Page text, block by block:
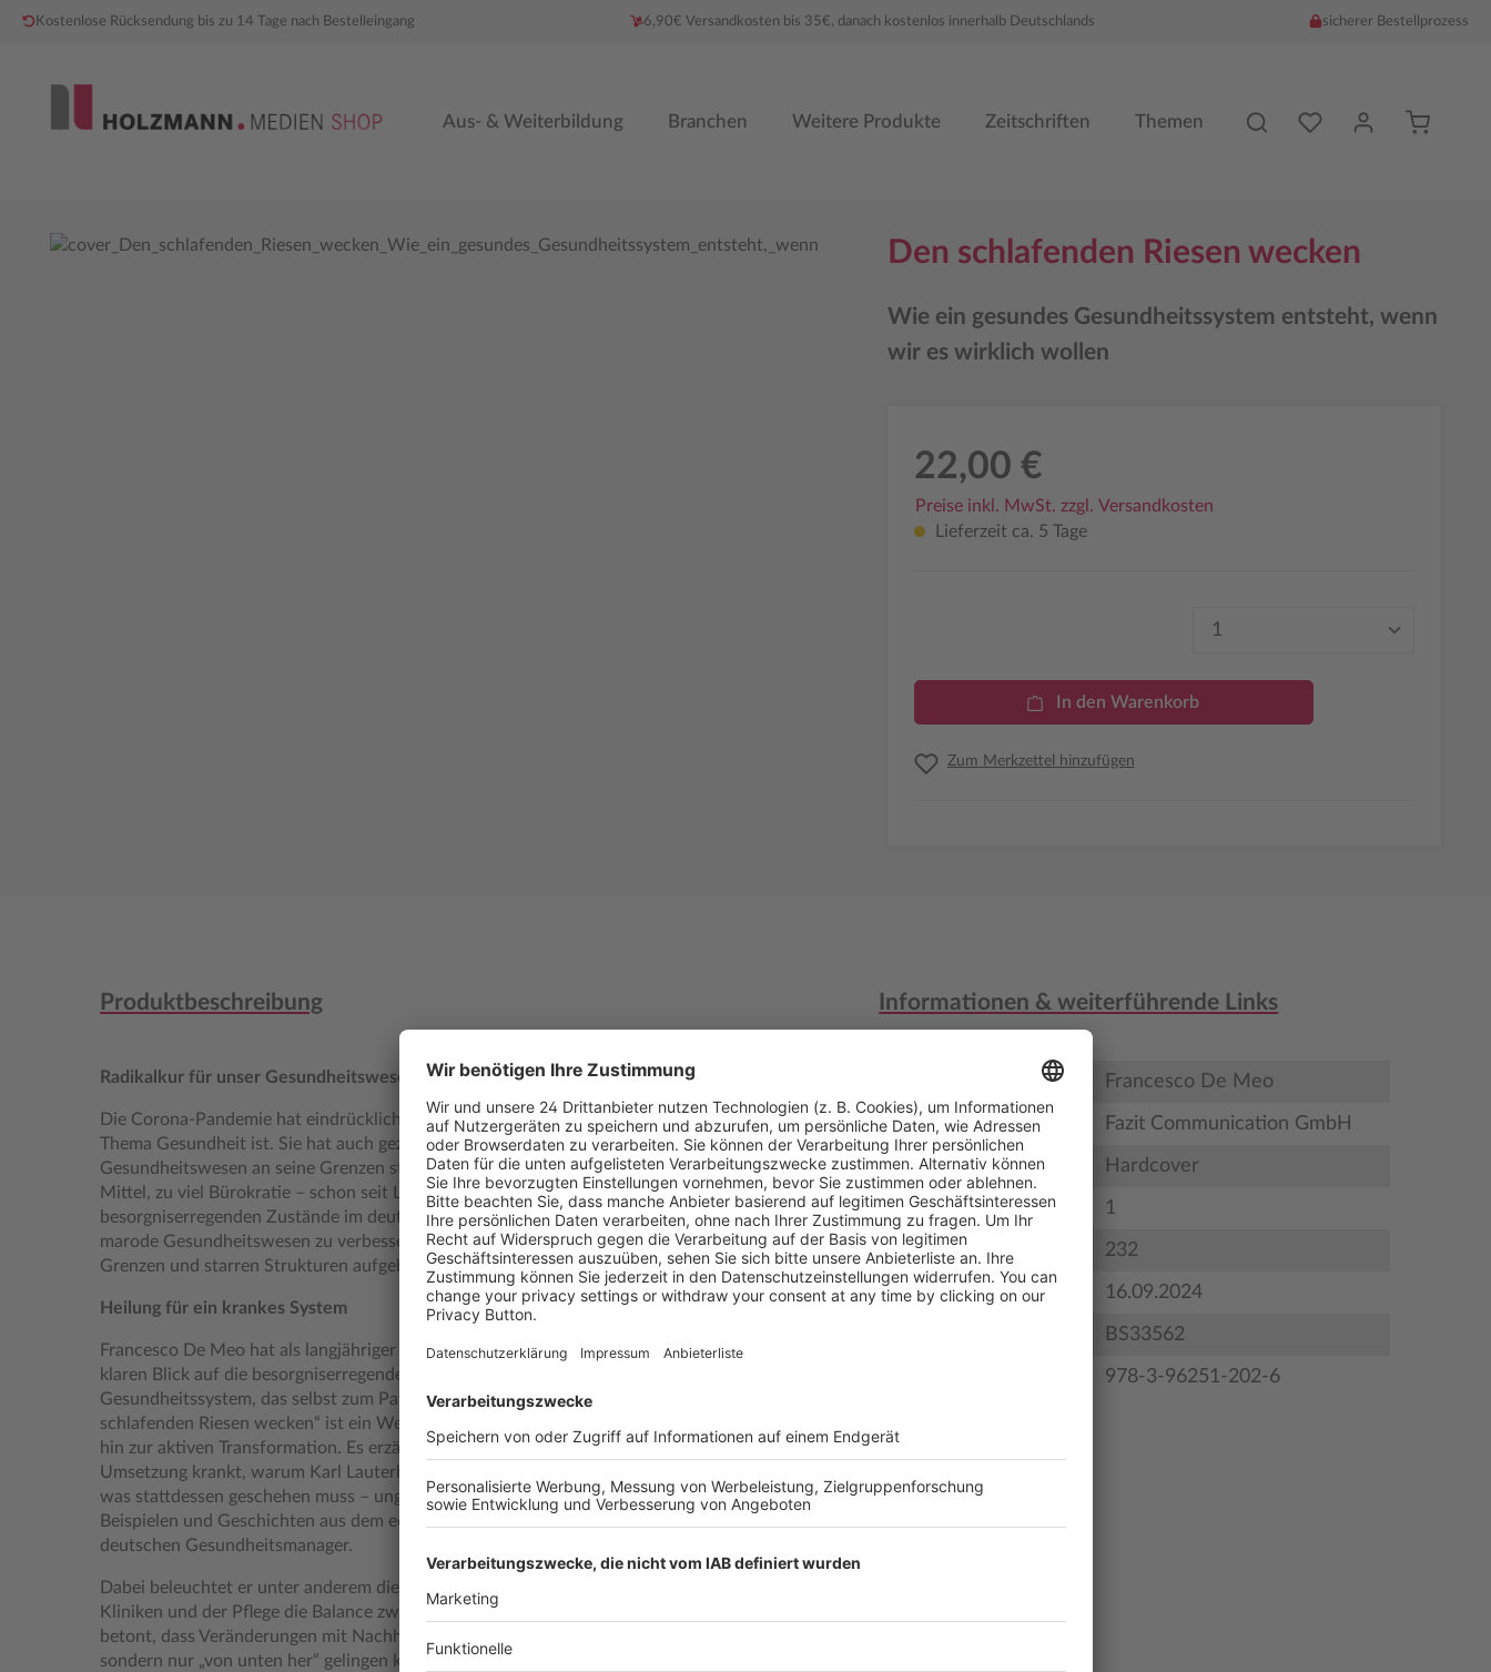
Kostenlose Rücksendung bis zu 14 Tage nach Bestelleingang 6,90€ Versandkosten bis 35€, danach kostenlos innerhalb Deutschlands sicherer Bestellprozess
Aus- & Weiterbildung Branchen Weitere Produkte Zeitschriften Themen Du hast %counter%
Bildergalerie überspringen Den schlafenden Riesen wecken
Wie ein gesundes Gesundheitssystem entsteht, wenn
wir es wirklich wollen
22,00 €
Preise inkl. MwSt. zzgl. Versandkosten
Lieferzeit ca. 5 Tage
Produkt Anzahl: Gib
In den Warenkorb
Zum Merkzettel hinzufügen
Produktbeschreibung
Radikalkur für unser Gesundheitswesen
Die Corona-Pandemie hat eindrücklich vor Augen geführt, wie wichtig das
Thema Gesundheit ist. Sie hat auch gezeigt, wie schnell unser
Gesundheitswesen an seine Grenzen stößt. Überlastung, knappe finanzielle
Mittel, zu viel Bürokratie – schon seit Langem offenbaren sich die
besorgniserregenden Zustände im deutschen Gesundheitssystem. Um das
marode Gesundheitswesen zu verbessern, müssen die selbst auferlegten
Grenzen und starren Strukturen aufgebrochen werden.
Heilung für ein krankes System
Francesco De Meo hat als langjähriger Chef Europas größter Klinikgruppe einen
klaren Blick auf die besorgniserregenden Zustände im deutschen
Gesundheitssystem, das selbst zum Patienten geworden ist. Sein Buch „Den
schlafenden Riesen wecken“ ist ein Weckruf weg vom bewahrenden Stillstand,
hin zur aktiven Transformation. Es erzählt in 10 Episoden, woran eine
Umsetzung krankt, warum Karl Lauterbachs Reform eine Mogelpackung ist und
was stattdessen geschehen muss – ungeschminkt und lebendig illustriert mit
Beispielen und Geschichten aus dem echten (Er)Leben eines der erfolgreichsten
deutschen Gesundheitsmanager.
Dabei beleuchtet er unter anderem die Frage, wie man in Krankenhäusern,
Kliniken und der Pflege die Balance zwischen Profit und Qualität findet. Er
betont, dass Veränderungen mit Nachhaltigkeit nicht am „Reißbrett“ der Politik,
sondern nur „von unten her“ gelingen können. Daraus entwickelt er konkrete
Informationen & weiterführende Links
Francesco De Meo
Verlag Fazit Communication GmbH
Medientyp Hardcover
Auflage 1
Seitenzahl 232
Erscheinungstermin 16.09.2024
BS33562
978-3-96251-202-6
Leseprobe